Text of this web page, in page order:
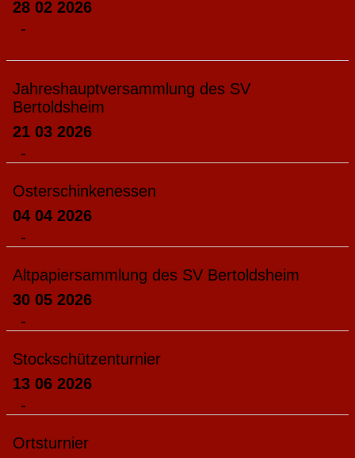
28 02 2026
-
Jahreshauptversammlung des SV
Bertoldsheim
21 03 2026
-
Osterschinkenessen
04 04 2026
-
Altpapiersammlung des SV Bertoldsheim
30 05 2026
-
Stockschützenturnier
13 06 2026
-
Ortsturnier